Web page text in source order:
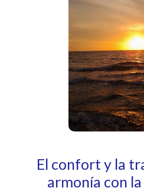
El confort y la
armonía con